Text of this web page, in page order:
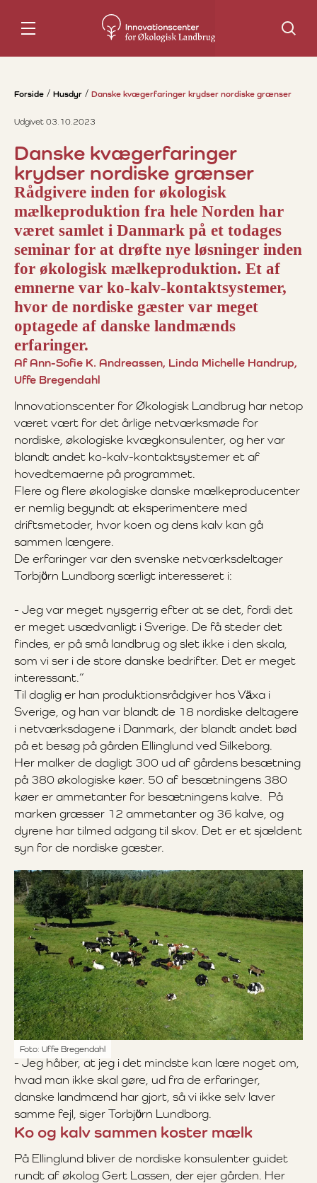
Søg
Forside Husdyr Danske kvægerfaringer krydser nordiske grænser
Udgivet 03.10.2023
Danske kvægerfaringer
krydser nordiske grænser
Rådgivere inden for økologisk
mælkeproduktion fra hele Norden har
været samlet i Danmark på et todages
seminar for at drøfte nye løsninger inden
for økologisk mælkeproduktion. Et af
emnerne var ko-kalv-kontaktsystemer,
hvor de nordiske gæster var meget
optagede af danske landmænds
erfaringer.
Af Ann-Sofie K. Andreassen, Linda Michelle Handrup,
Uffe Bregendahl
Innovationscenter for Økologisk Landbrug har netop
været vært for det årlige netværksmøde for
nordiske, økologiske kvægkonsulenter, og her var
blandt andet ko-kalv-kontaktsystemer et af
hovedtemaerne på programmet.
Flere og flere økologiske danske mælkeproducenter
er nemlig begyndt at eksperimentere med
driftsmetoder, hvor koen og dens kalv kan gå
sammen længere.
De erfaringer var den svenske netværksdeltager
Torbjörn Lundborg særligt interesseret i:
- Jeg var meget nysgerrig efter at se det, fordi det
er meget usædvanligt i Sverige. De få steder det
findes, er på små landbrug og slet ikke i den skala,
som vi ser i de store danske bedrifter. Det er meget
interessant.”
Til daglig er han produktionsrådgiver hos Växa i
Sverige, og han var blandt de 18 nordiske deltagere
i netværksdagene i Danmark, der blandt andet bød
på et besøg på gården Ellinglund ved Silkeborg.
Her malker de dagligt 300 ud af gårdens besætning
på 380 økologiske køer. 50 af besætningens 380
køer er ammetanter for besætningens kalve. På
marken græsser 12 ammetanter og 36 kalve, og
dyrene har tilmed adgang til skov. Det er et sjældent
syn for de nordiske gæster.
Foto: Uffe Bregendahl
- Jeg håber, at jeg i det mindste kan lære noget om,
hvad man ikke skal gøre, ud fra de erfaringer,
danske landmænd har gjort, så vi ikke selv laver
samme fejl, siger Torbjörn Lundborg.
Ko og kalv sammen koster mælk
På Ellinglund bliver de nordiske konsulenter guidet
rundt af økolog Gert Lassen, der ejer gården. Her